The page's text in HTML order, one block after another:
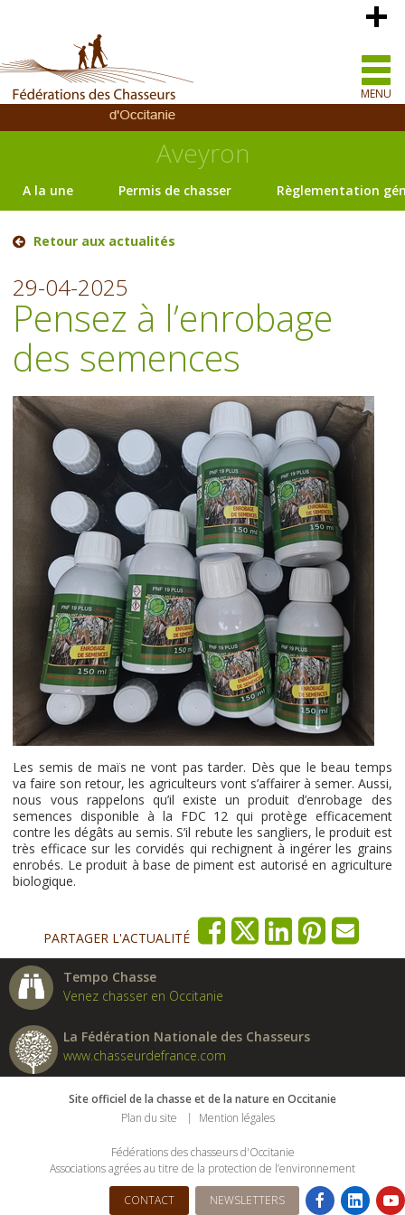
MENU
Aveyron
A la une Permis de chasser Règlementation
Retour aux actualités
29-04-2025
Pensez à l’enrobage
des semences
Les semis de maïs ne vont pas tarder. Dès que le beau temps
va faire son retour, les agriculteurs vont s’affairer à semer. Aussi,
nous vous rappelons qu’il existe un produit d’enrobage des
semences disponible à la FDC 12 qui protège efficacement
contre les dégâts au semis. S’il rebute les sangliers, le produit est
très efficace sur les corvidés qui rechignent à ingérer les grains
enrobés. Le produit à base de piment est autorisé en agriculture
biologique.
PARTAGER L'ACTUALITÉ
Tempo Chasse
Venez chasser en Occitanie
La Fédération Nationale des Chasseurs
www.chasseurdefrance.com
Site officiel de la chasse et de la nature en Occitanie
Plan du site
Mention légales
Fédérations des chasseurs d'Occitanie
Associations agrées au titre de la protection de l’environnement
CONTACT NEWSLETTERS